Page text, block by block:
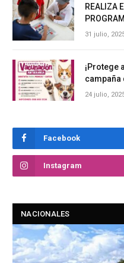
REALIZA
31 julio,
¡Protege
campaña
24 julio,
Facebook
Instagram
NACIONALES